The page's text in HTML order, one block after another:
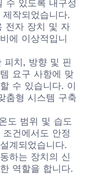
수 있도록 내구성
작되었습니다.
전자 장치 및 자
에 이상적입니
피치, 방향 및 핀
요구 사항에 맞
수 있습니다. 이
춤형 시스템 구축
도 범위 및 습도
건에서도 안정
계되었습니다.
하는 장치의 신
역할을 합니다.